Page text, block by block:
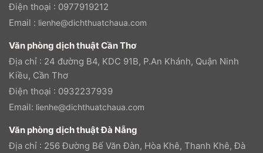
Điện thoại : 0977919212
Email : lienhe@dichthuatchaua.com
Văn phòng dịch thuật Cần Thơ
Địa chỉ : 24 đường B4, KDC 91B, P.An Khánh, Quận Ninh
Kiều, Cần Thơ
Điện thoại : 0932237939
Email: lienhe@dichthuatchaua.com
Văn phòng dịch thuật Đà Nẵng
Địa chỉ : 256 Đường Bế Văn Đàn, Hòa Khê, Thanh Khê, Đà